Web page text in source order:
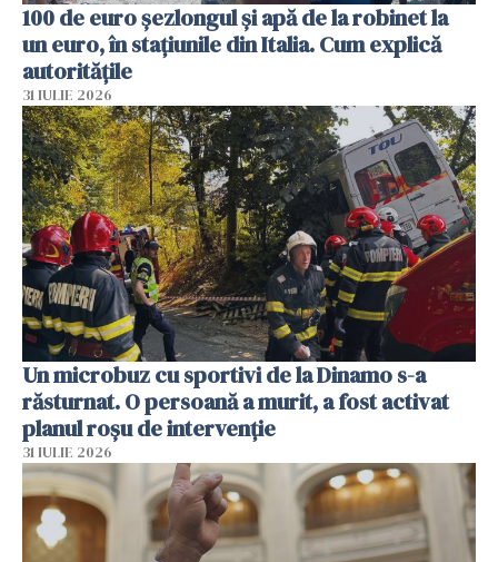
100 de euro șezlongul și apă de la robinet la
un euro, în stațiunile din Italia. Cum explică
autoritățile
31 IULIE 2026
Un microbuz cu sportivi de la Dinamo s-a
răsturnat. O persoană a murit, a fost activat
planul roșu de intervenție
31 IULIE 2026